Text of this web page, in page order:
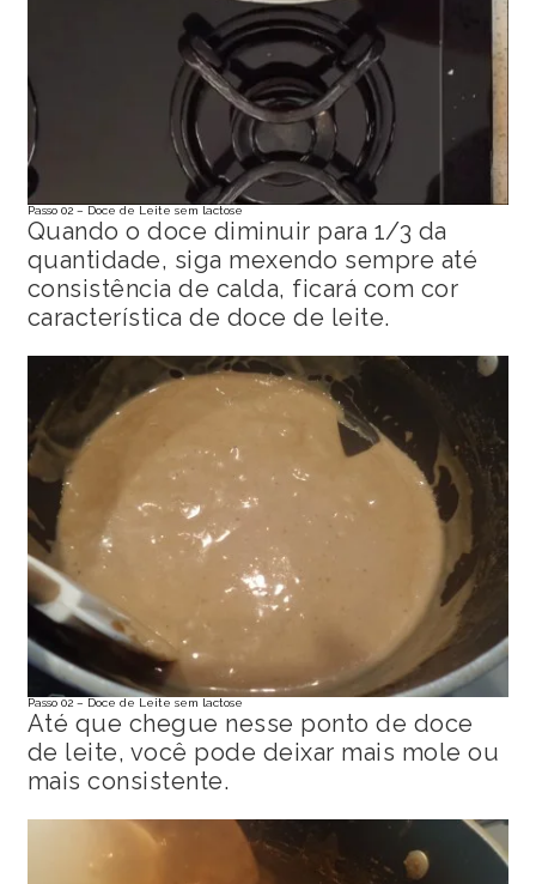
Passo 02 – Doce de Leite sem lactose
Quando o doce diminuir para 1/3 da
quantidade, siga mexendo sempre até
consistência de calda, ficará com cor
característica de doce de leite.
Passo 02 – Doce de Leite sem lactose
Até que chegue nesse ponto de doce
de leite, você pode deixar mais mole ou
mais consistente.